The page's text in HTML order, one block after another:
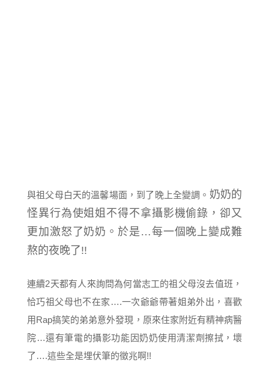
與祖父母白天的溫馨場面，到了晚上全變調。 奶奶的
怪異行為使姐姐 不得不拿攝影機偷錄，卻又
更加激怒了奶奶。於是…每一個晚上變成難
熬的夜晚了!!
連續2天都有人來詢問為何當志工的祖父母沒去值班，
恰巧祖父母也不在家….一次爺爺帶著姐弟外出，喜歡
用Rap搞笑的弟弟意外發現，原來住家附近有精神病醫
院…還有筆電的攝影功能因奶奶使用清潔劑擦拭，壞
了….這些全是埋伏筆的徵兆啊!!